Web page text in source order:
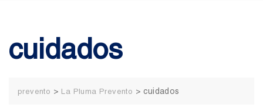
cuidados
prevento > La Pluma Prevento >cuidados